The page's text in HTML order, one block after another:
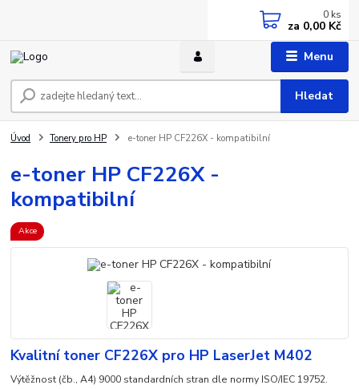
Menu
Hledat
0 ks
za 0,00 Kč
Úvod Tonery pro HP e-toner HP CF226X - kompatibilní
e-toner HP CF226X -
kompatibilní
Akce
Kvalitní toner CF226X pro HP LaserJet M402
Výtěžnost (čb., A4) 9000 standardních stran dle normy ISO/IEC 19752.